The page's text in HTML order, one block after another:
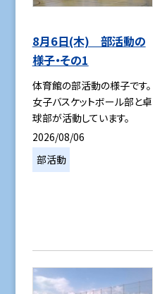
8月6日(木) 部活動の
様子・その1
体育館の部活動の様子です。
女子バスケットボール部と卓
球部が活動しています。
2026/08/06
部活動